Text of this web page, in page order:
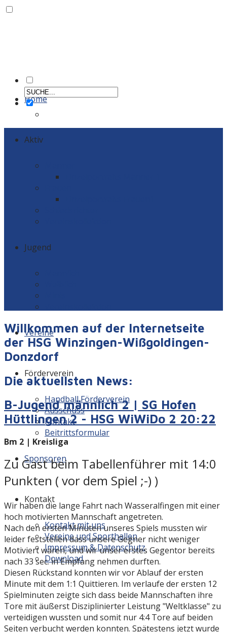
Home
Aktiv
Jugend
Vereine
Förderverein
Handball Förderverein
Ausschuss
Kontakt
Beitrittsformular
Sponsoren
Kontakt
Kontakt mit uns
Vereine und Sporthallen
Impressum & Datenschutz
Download
Willkommen auf der Internetseite
der HSG Winzingen-Wißgoldingen-
Donzdorf
Die aktuellsten News:
B-Jugend männlich 2 | SG Hofen
Hüttlingen 2 - HSG WiWiDo 2 20:22
Bm 2 | Kreisliga
Zu Gast beim Tabellenführer mit 14:0
Punkten ( vor dem Spiel ;-) )
Wir haben die lange Fahrt nach Wasseralfingen mit einer
hoch motivierten Mannschaft angetreten.
Nach den ersten Minuten unseres Spiels mussten wir
leider feststellen dass unsere Gegner nicht weniger
Motiviert waren, und wir unser erstes Gegentor bereits
nach 33 sec. in Empfang nehmen durften.
Diesen Rückstand konnten wir vor Ablauf der ersten
Minute mit dem 1:1 Quittieren. Im verlaufe der ersten 12
Spielminuten zeigte sich dass beide Mannschaften ihre
Tore mit äußerst Disziplinierter Leistung "Weltklasse" zu
verteidigen wussten und somit nur 4:4 Tore auf beiden
Seiten verbucht werden konnten. Spätestens jetzt wurde